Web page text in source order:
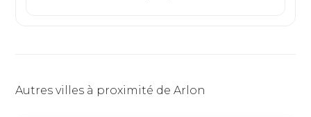
Autres villes à proximité de Arlon